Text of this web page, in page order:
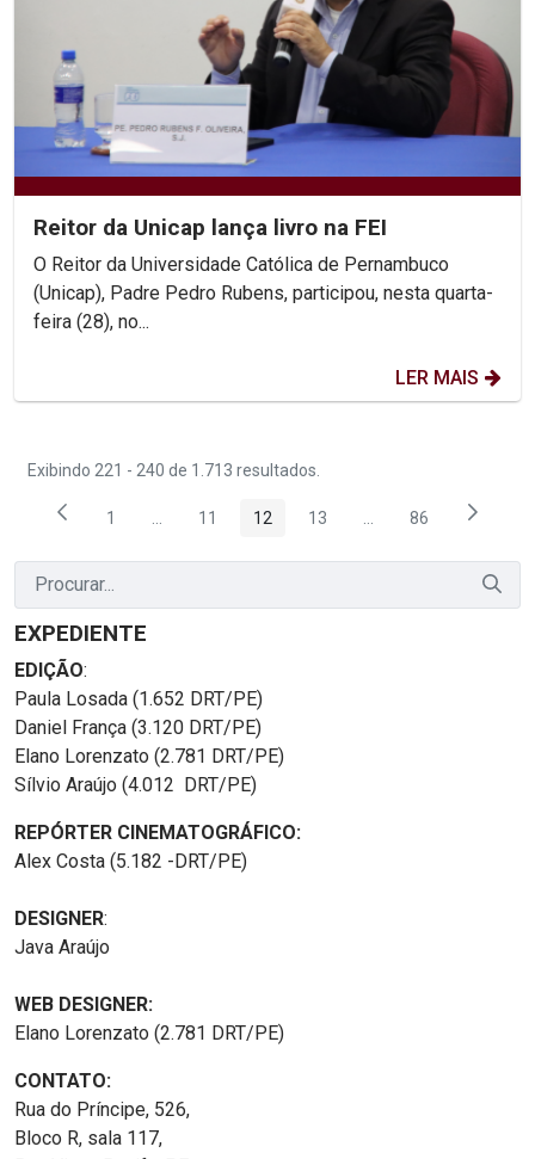
Reitor da Unicap lança livro na FEI
O Reitor da Universidade Católica de Pernambuco
(Unicap), Padre Pedro Rubens, participou, nesta quarta-
feira (28), no...
LER MAIS
Exibindo 221 - 240 de 1.713 resultados.
Página
1 Páginas intermediárias Usar ABA para navegar.
Página
11 Página
12 Página
13 PáginasPágina
86
EXPEDIENTE
EDIÇÃO:
Paula Losada (1.652 DRT/PE)
Daniel França (3.120 DRT/PE)
Elano Lorenzato (2.781 DRT/PE)
Sílvio Araújo (4.012 DRT/PE)
REPÓRTER CINEMATOGRÁFICO:
Alex Costa (5.182 -DRT/PE)
DESIGNER:
Java Araújo
WEB DESIGNER:
Elano Lorenzato (2.781 DRT/PE)
CONTATO:
Rua do Príncipe, 526,
Bloco R, sala 117,